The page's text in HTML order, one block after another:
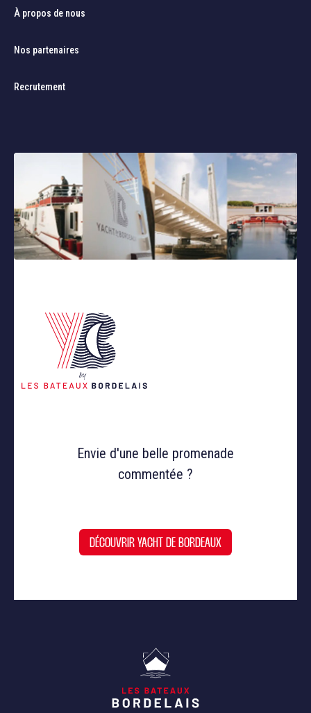
À propos de nous
Nos partenaires
Recrutement
Envie d'une belle promenade
commentée ?
DÉCOUVRIR YACHT DE BORDEAUX